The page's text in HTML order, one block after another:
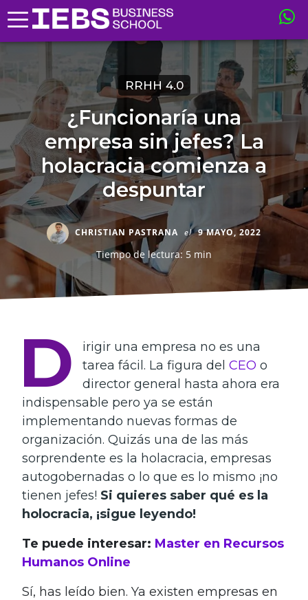
RRHH 4.0
¿Funcionaría una
empresa sin jefes? La
holacracia comienza a
despuntar
CHRISTIAN PASTRANA el 9 MAYO, 2022
Tiempo de lectura: 5 min
D
irigir una empresa no es una
tarea fácil. La figura del CEO o
director general hasta ahora era
indispensable pero ya se están
implementando nuevas formas de
organización. Quizás una de las más
sorprendente es la holacracia, empresas
autogobernadas o lo que es lo mismo ¡no
tienen jefes! Si quieres saber qué es la
holocracia, ¡sigue leyendo!
Te puede interesar: Master en Recursos
Humanos Online
Sí, has leído bien. Ya existen empresas en